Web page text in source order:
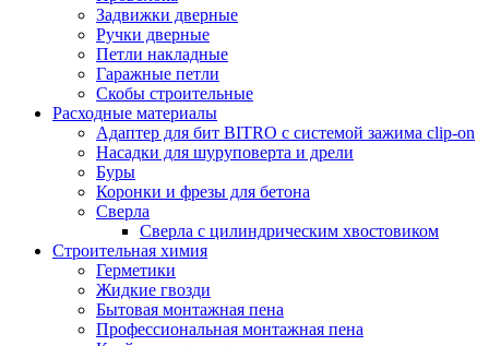
Задвижки дверные
Ручки дверные
Петли накладные
Гаражные петли
Скобы строительные
Расходные материалы
Адаптер для бит BITRO с системой зажима clip-on
Насадки для шуруповерта и дрели
Буры
Коронки и фрезы для бетона
Сверла
Сверла с цилиндрическим хвостовиком
Строительная химия
Герметики
Жидкие гвозди
Бытовая монтажная пена
Профессиональная монтажная пена